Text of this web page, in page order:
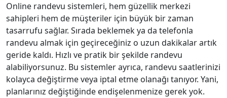
Online randevu sistemleri, hem güzellik merkezi
sahipleri hem de müşteriler için büyük bir zaman
tasarrufu sağlar. Sırada beklemek ya da telefonla
randevu almak için geçireceğiniz o uzun dakikalar artık
geride kaldı. Hızlı ve pratik bir şekilde randevu
alabiliyorsunuz. Bu sistemler ayrıca, randevu saatlerinizi
kolayca değiştirme veya iptal etme olanağı tanıyor. Yani,
planlarınız değiştiğinde endişelenmenize gerek yok.